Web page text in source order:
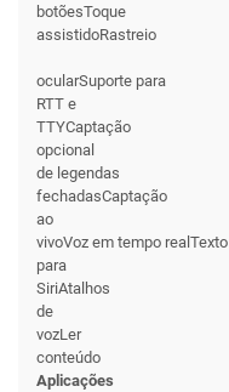
botõesToque
assistidoRastreio
ocularSuporte para
RTT e
TTYCaptação
opcional
de legendas
fechadasCaptação
ao
vivoVoz em tempo realTexto
para
SiriAtalhos
de
vozLer
conteúdo
Aplicações